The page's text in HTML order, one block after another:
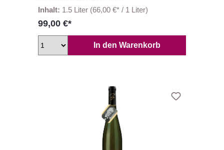
Inhalt: 1.5 Liter (66,00 €* / 1 Liter)
99,00 €*
In den Warenkorb